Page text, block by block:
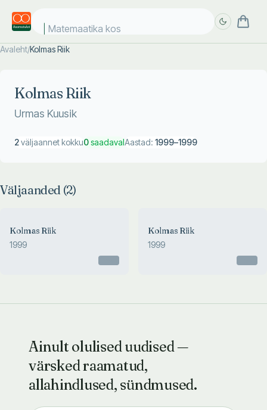
Matemaatika kosm
Avaleht/Kolmas Riik
Kolmas Riik
Urmas Kuusik
2väljaannet kokku0saadavalAastad: 1999–1999
Väljaanded (2)
Kolmas Riik
1999
Kolmas Riik
1999
Ainult olulised uudised —
värsked raamatud,
allahindlused, sündmused.